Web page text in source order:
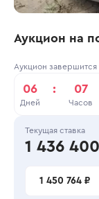
Аукцион на
Аукцион завершится
06
Дней
: 07
Часов
Текущая ставка
1 436
1 450 764 ₽